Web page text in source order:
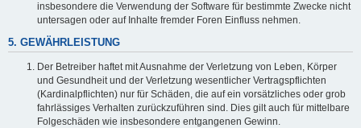
insbesondere die Verwendung der Software für bestimmte Zwecke nicht
untersagen oder auf Inhalte fremder Foren Einfluss nehmen.
5. GEWÄHRLEISTUNG
Der Betreiber haftet mit Ausnahme der Verletzung von Leben, Körper
und Gesundheit und der Verletzung wesentlicher Vertragspflichten
(Kardinalpflichten) nur für Schäden, die auf ein vorsätzliches oder grob
fahrlässiges Verhalten zurückzuführen sind. Dies gilt auch für mittelbare
Folgeschäden wie insbesondere entgangenen Gewinn.